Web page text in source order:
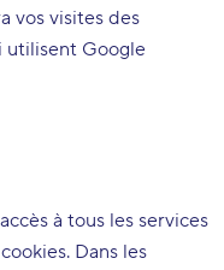
vos visites des
utilisent Google
à tous les services
Dans les